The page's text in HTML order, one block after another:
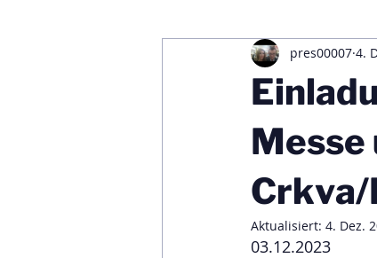
Messe
Crkva/
pres00007 4.
Aktualisiert: 4. Dez.
03.12.2023